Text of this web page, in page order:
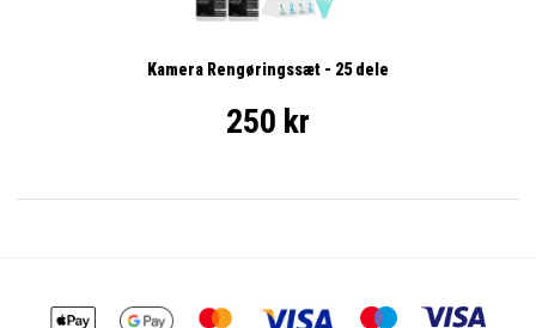
Kamera Rengøringssæt - 25 dele
250 kr